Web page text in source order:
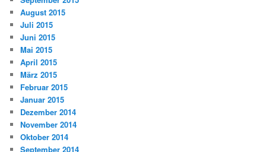
August 2015
Juli 2015
Juni 2015
Mai 2015
April 2015
März 2015
Februar 2015
Januar 2015
Dezember 2014
November 2014
Oktober 2014
September 2014